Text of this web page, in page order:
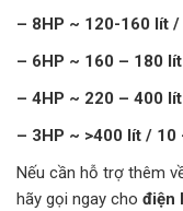
– 8HP ~ 120-160 lít
– 6HP ~ 160 – 180
– 4HP ~ 220 – 400
– 3HP ~ >400 lít /
Nếu cần hỗ trợ thêm
hãy gọi ngay cho điện